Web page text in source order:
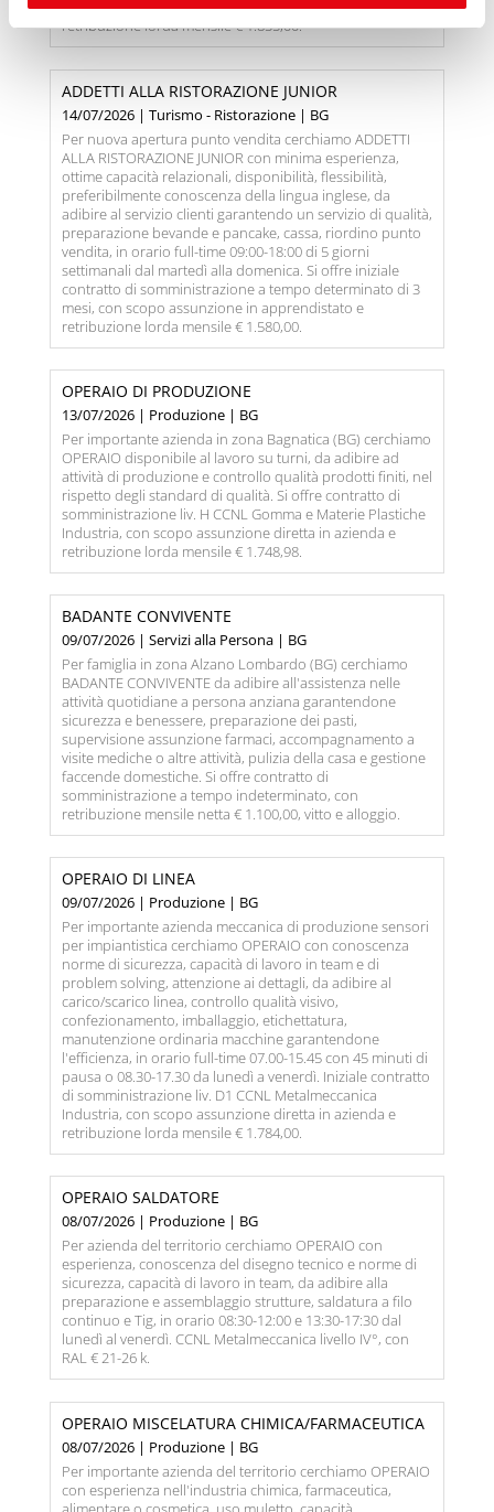
Plastica, con scopo assunzione diretta in azienda e
retribuzione lorda mensile € 1.855,00.
ADDETTI ALLA RISTORAZIONE JUNIOR
14/07/2026 | Turismo - Ristorazione | BG
Per nuova apertura punto vendita cerchiamo ADDETTI
ALLA RISTORAZIONE JUNIOR con minima esperienza,
ottime capacità relazionali, disponibilità, flessibilità,
preferibilmente conoscenza della lingua inglese, da
adibire al servizio clienti garantendo un servizio di qualità,
preparazione bevande e pancake, cassa, riordino punto
vendita, in orario full-time 09:00-18:00 di 5 giorni
settimanali dal martedì alla domenica. Si offre iniziale
contratto di somministrazione a tempo determinato di 3
mesi, con scopo assunzione in apprendistato e
retribuzione lorda mensile € 1.580,00.
OPERAIO DI PRODUZIONE
13/07/2026 | Produzione | BG
Per importante azienda in zona Bagnatica (BG) cerchiamo
OPERAIO disponibile al lavoro su turni, da adibire ad
attività di produzione e controllo qualità prodotti finiti, nel
rispetto degli standard di qualità. Si offre contratto di
somministrazione liv. H CCNL Gomma e Materie Plastiche
Industria, con scopo assunzione diretta in azienda e
retribuzione lorda mensile € 1.748,98.
BADANTE CONVIVENTE
09/07/2026 | Servizi alla Persona | BG
Per famiglia in zona Alzano Lombardo (BG) cerchiamo
BADANTE CONVIVENTE da adibire all'assistenza nelle
attività quotidiane a persona anziana garantendone
sicurezza e benessere, preparazione dei pasti,
supervisione assunzione farmaci, accompagnamento a
visite mediche o altre attività, pulizia della casa e gestione
faccende domestiche. Si offre contratto di
somministrazione a tempo indeterminato, con
retribuzione mensile netta € 1.100,00, vitto e alloggio.
OPERAIO DI LINEA
09/07/2026 | Produzione | BG
Per importante azienda meccanica di produzione sensori
per impiantistica cerchiamo OPERAIO con conoscenza
norme di sicurezza, capacità di lavoro in team e di
problem solving, attenzione ai dettagli, da adibire al
carico/scarico linea, controllo qualità visivo,
confezionamento, imballaggio, etichettatura,
manutenzione ordinaria macchine garantendone
l'efficienza, in orario full-time 07.00-15.45 con 45 minuti di
pausa o 08.30-17.30 da lunedì a venerdì. Iniziale contratto
di somministrazione liv. D1 CCNL Metalmeccanica
Industria, con scopo assunzione diretta in azienda e
retribuzione lorda mensile € 1.784,00.
OPERAIO SALDATORE
08/07/2026 | Produzione | BG
Per azienda del territorio cerchiamo OPERAIO con
esperienza, conoscenza del disegno tecnico e norme di
sicurezza, capacità di lavoro in team, da adibire alla
preparazione e assemblaggio strutture, saldatura a filo
continuo e Tig, in orario 08:30-12:00 e 13:30-17:30 dal
lunedì al venerdì. CCNL Metalmeccanica livello IV°, con
RAL € 21-26 k.
OPERAIO MISCELATURA CHIMICA/FARMACEUTICA
08/07/2026 | Produzione | BG
Per importante azienda del territorio cerchiamo OPERAIO
con esperienza nell'industria chimica, farmaceutica,